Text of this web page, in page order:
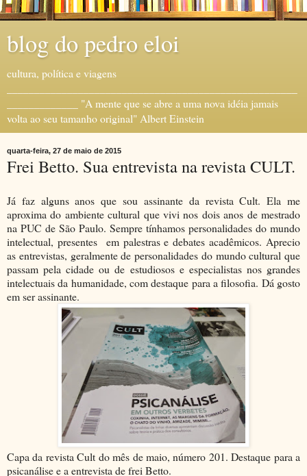
blog do pedro eloi
cultura, política e viagens
_____________ "A mente que se abre a uma nova idéia jamais
volta ao seu tamanho original" Albert Einstein
quarta-feira, 27 de maio de 2015
Frei Betto. Sua entrevista na revista CULT.
Já faz alguns anos que sou assinante da revista Cult. Ela me
aproxima do ambiente cultural que vivi nos dois anos de mestrado
na PUC de São Paulo. Sempre tínhamos personalidades do mundo
intelectual, presentes em palestras e debates acadêmicos. Aprecio
as entrevistas, geralmente de personalidades do mundo cultural que
passam pela cidade ou de estudiosos e especialistas nos grandes
intelectuais da humanidade, com destaque para a filosofia. Dá gosto
em ser assinante.
Capa da revista Cult do mês de maio, número 201. Destaque para a
psicanálise e a entrevista de frei Betto.